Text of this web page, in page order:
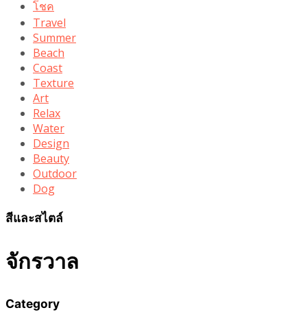
โชค
Travel
Summer
Beach
Coast
Texture
Art
Relax
Water
Design
Beauty
Outdoor
Dog
สีและสไตล์
จักรวาล
Category